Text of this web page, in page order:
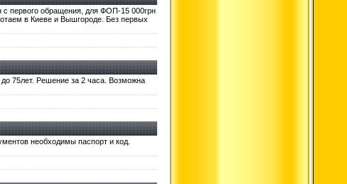
с первого обращения, для ФОП-15 000грн
в Киеве и Вышгороде. Без первых
75лет. Решение за 2 часа. Возможна
необходимы паспорт и код.